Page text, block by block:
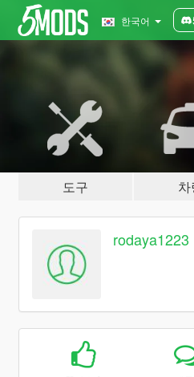
한국어
도구
rodaya1223